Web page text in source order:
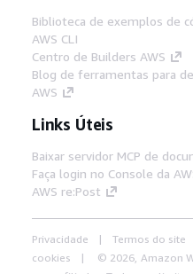
Biblioteca de exemplos de
AWS CLI
Centro de Builders AWS
Blog de ferramentas para
AWS
Links Úteis
Baixar servidor MCP de
Faça login no Console da
AWS re:Post
Privacidade Termos do site
cookies
© 2026, Amazon